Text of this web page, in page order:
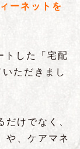
ーネットを
トした「宅配
ただきまし
けでなく、
や、ケアマネ